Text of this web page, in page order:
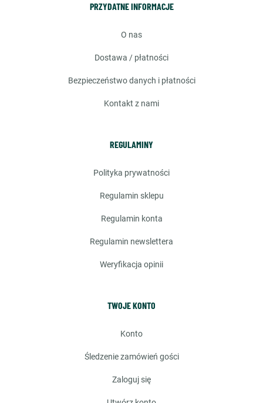
PRZYDATNE INFORMACJE
o nas
dostawa / płatności
bezpieczeństwo danych i płatności
kontakt z nami
REGULAMINY
polityka prywatności
regulamin sklepu
regulamin konta
regulamin newslettera
weryfikacja opinii
TWOJE KONTO
konto
śledzenie zamówień gości
zaloguj się